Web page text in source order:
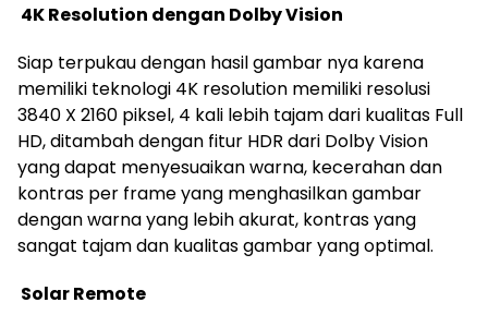
4K Resolution dengan Dolby Vision
Siap terpukau dengan hasil gambar nya karena
memiliki teknologi 4K resolution memiliki resolusi
3840 X 2160 piksel, 4 kali lebih tajam dari kualitas Full
HD, ditambah dengan fitur HDR dari Dolby Vision
yang dapat menyesuaikan warna, kecerahan dan
kontras per frame yang menghasilkan gambar
dengan warna yang lebih akurat, kontras yang
sangat tajam dan kualitas gambar yang optimal.
Solar Remote